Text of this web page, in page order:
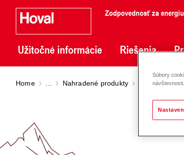
Zodpovednosť za
Užitočné informácie Riešenia
Home Nahradené produkty Premium
Súbory